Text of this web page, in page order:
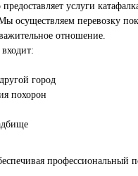
услуги
осуществляем перевозку
отношение.
город
похорон
профессиональный